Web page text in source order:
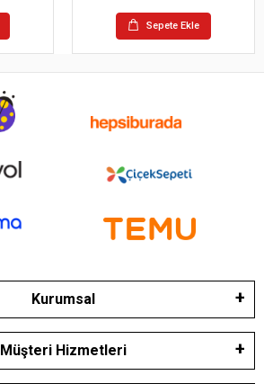
Sepete Ekle
Kurumsal
Müşteri Hizmetleri